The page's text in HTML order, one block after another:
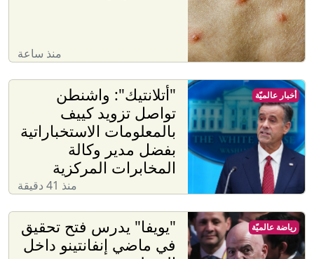
منذ ساعة
"أتلانتيك": واشنطن
تواصل تزويد كييف
بالمعلومات الاستخباراتية
بفضل مدير وكالة
المخابرات المركزية
منذ 41 دقيقة
أخبار عالميّة
"يويفا" يدرس فتح تحقيق
في ماضي إنفانتينو داخل
رياضة عالميّة